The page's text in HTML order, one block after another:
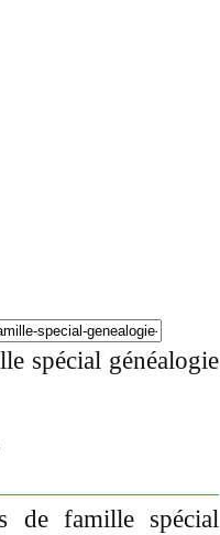
spécial généalogie
de famille spécial